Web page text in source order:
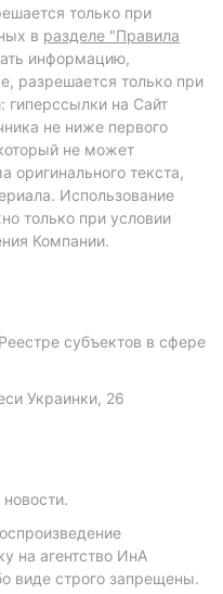
только при
в разделе "Правила
информацию,
разрешается только при
на Сайт
не ниже первого
не может
оригинального текста,
Использование
только при условии
Компании.
субъектов в сфере
Украинки, 26
на агентство ИнА
виде строго запрещены.